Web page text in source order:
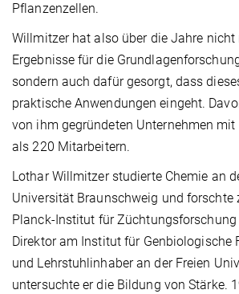
Pflanzenzellen.
Willmitzer hat also über die Jahre nicht
Ergebnisse für die
sondern auch dafür gesorgt, dass
praktische Anwendungen eingeht.
von ihm gegründeten Unternehmen
als 220 Mitarbeitern.
Lothar Willmitzer studierte Chemie an
Universität Braunschweig und forschte
Planck-Institut für
Direktor am Institut für Genbiologische
und Lehrstuhlinhaber an der Freien
untersuchte er die Bildung von Stärke.